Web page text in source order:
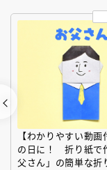
【わかりやすい動
の日に！ 折り紙で
父さん」の簡単な折